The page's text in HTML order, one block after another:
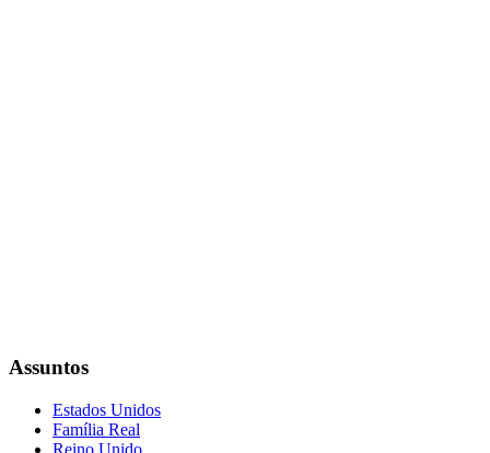
Assuntos
Estados Unidos
Família Real